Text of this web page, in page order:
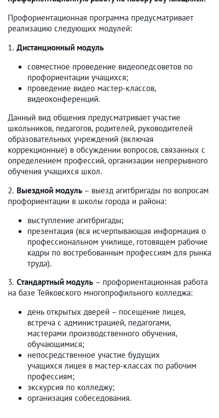
Профориентационная программа предусматривает
реализацию следующих модулей:
1. Дистанционный модуль
совместное проведение видеопедсоветов по
профориентации учащихся;
проведение видео мастер-классов,
видеоконференций.
Данный вид общения предусматривает участие
школьников, педагогов, родителей, руководителей
образовательных учреждений (включая
коррекционные) в обсуждении вопросов, связанных с
определением профессий, организации непрерывного
обучения учащихся школ.
2. Выездной модуль – выезд агитбригады по вопросам
профориентации в школы города и района:
выступление агитбригады;
презентация (вся исчерпывающая информация о
профессиональном училище, готовящем рабочие
кадры по востребованным профессиям для рынка
труда).
3. Стандартный модуль – профориентационная работа
на базе Тейковского многопрофильного колледжа:
день открытых дверей – посещение лицея,
встреча с администрацией, педагогами,
мастерами производственного обучения,
обучающимися;
непосредственное участие будущих
учащихся лицея в мастер-классах по рабочим
профессиям;
экскурсия по колледжу;
организация собеседования.